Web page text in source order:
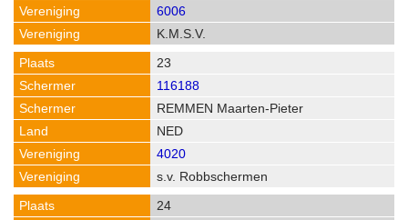
6006
K.M.S.V.
23
116188
REMMEN Maarten-Pieter
NED
4020
s.v. Robbschermen
24